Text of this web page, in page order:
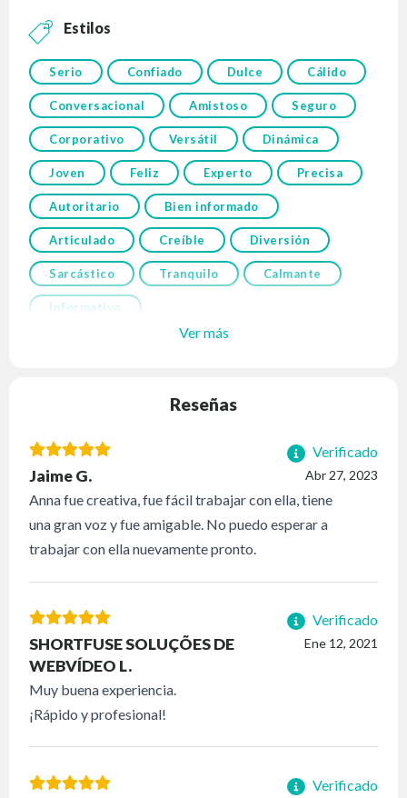
Estilos
Serio Confiado Dulce Cálido
Conversacional Amistoso Seguro
Corporativo Versátil Dinámica
Joven Feliz Experto Precisa
Autoritario Bien informado
Articulado Creíble Diversión
Sarcástico Tranquilo Calmante
Informativo
Ver más
Reseñas
Verificado
Abr 27, 2023
Jaime G.
Anna fue creativa, fue fácil trabajar con ella, tiene
una gran voz y fue amigable. No puedo esperar a
trabajar con ella nuevamente pronto.
Verificado
Ene 12, 2021
SHORTFUSE SOLUÇÕES DE
WEBVÍDEO L.
Muy buena experiencia.
¡Rápido y profesional!
Verificado